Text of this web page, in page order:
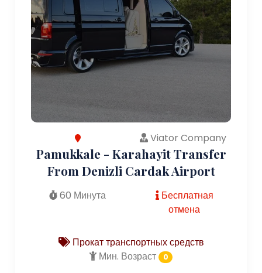
Viator Company
Pamukkale - Karahayit Transfer
From Denizli Cardak Airport
60 Минута
Бесплатная
отмена
Прокат транспортных средств
Мин. Возраст
0